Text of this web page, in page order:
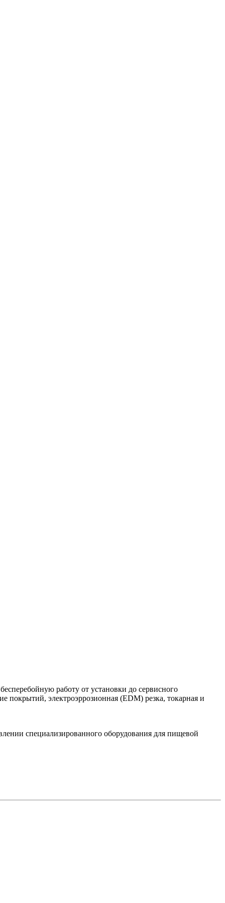
работу от установки до сервисного
покрытий, электроэррозионная (EDM) резка, токарная и
специализированного оборудования для пищевой